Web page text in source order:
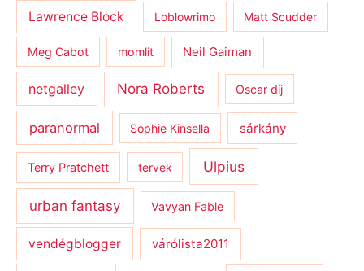
Lawrence Block Loblowrimo Matt Scudder
Meg Cabot momlit Neil Gaiman
netgalley Nora Roberts Oscar díj
paranormal Sophie Kinsella sárkány
Terry Pratchett tervek Ulpius
urban fantasy Vavyan Fable
vendégblogger várólista2011